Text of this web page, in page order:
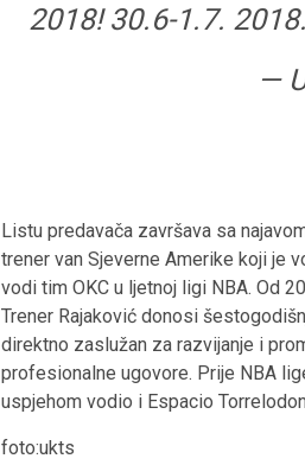
2018! 30.6-1.7.
—
Listu predavača završava sa
trener van Sjeverne Amerike koji je
vodi tim OKC u ljetnoj ligi NBA. Od
Trener Rajaković donosi
direktno zaslužan za razvijanje i
profesionalne ugovore. Prije NBA
uspjehom vodio i Espacio
foto:ukts